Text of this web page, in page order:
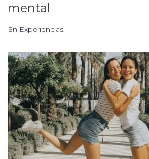
mental
En Experiencias